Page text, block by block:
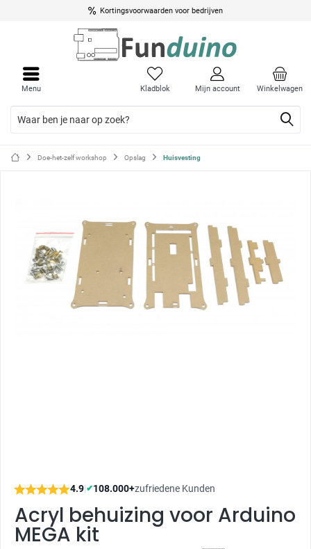
Kortingsvoorwaarden voor bedrijven
Winkelwagen
Kladblok Mijn account
Menu
Doe-het-zelf workshop Opslag Huisvesting
4.9|✔108.000+zufriedene Kunden
Acryl behuizing voor Arduino
MEGA kit